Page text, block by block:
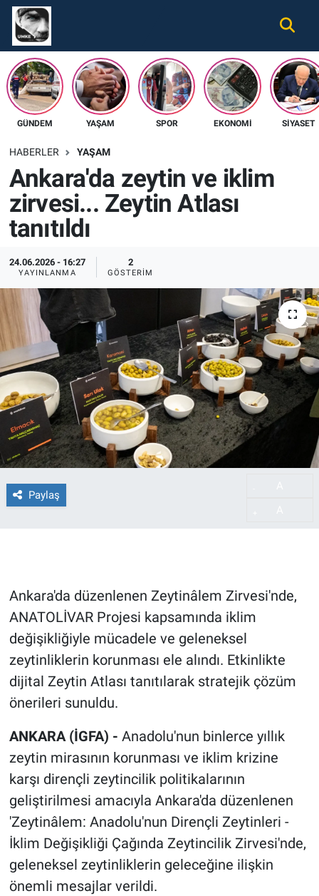
GÜNDEM YAŞAM SPOR EKONOMI SIYASET
HABERLER YAŞAM
Ankara'da zeytin ve iklim
zirvesi... Zeytin Atlası
tanıtıldı
24.06.2026 - 16:27
YAYINLANMA
2
GÖSTERIM
Paylaş
Ankara'da düzenlenen Zeytinâlem Zirvesi'nde,
ANATOLİVAR Projesi kapsamında iklim
değişikliğiyle mücadele ve geleneksel
zeytinliklerin korunması ele alındı. Etkinlikte
dijital Zeytin Atlası tanıtılarak stratejik çözüm
önerileri sunuldu.
ANKARA (İGFA) - Anadolu'nun binlerce yıllık
zeytin mirasının korunması ve iklim krizine
karşı dirençli zeytincilik politikalarının
geliştirilmesi amacıyla Ankara'da düzenlenen
'Zeytinâlem: Anadolu'nun Dirençli Zeytinleri -
İklim Değişikliği Çağında Zeytincilik Zirvesi'nde,
geleneksel zeytinliklerin geleceğine ilişkin
önemli mesajlar verildi.
Gündem
Ekonomi
Spor
Tüm Haberler
İletişim
Künye
Nöbetçi Eczaneler
Hava Durumu
Namaz Vakitleri
Süper Lig Puan Durumu ve Fikstür
Tüm Manşetler
Son Dakika Haberleri
Haber Arşivi